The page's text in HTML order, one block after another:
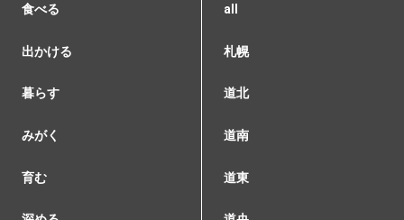
食べる
出かける
暮らす
みがく
育む
all
札幌
道北
道南
道東